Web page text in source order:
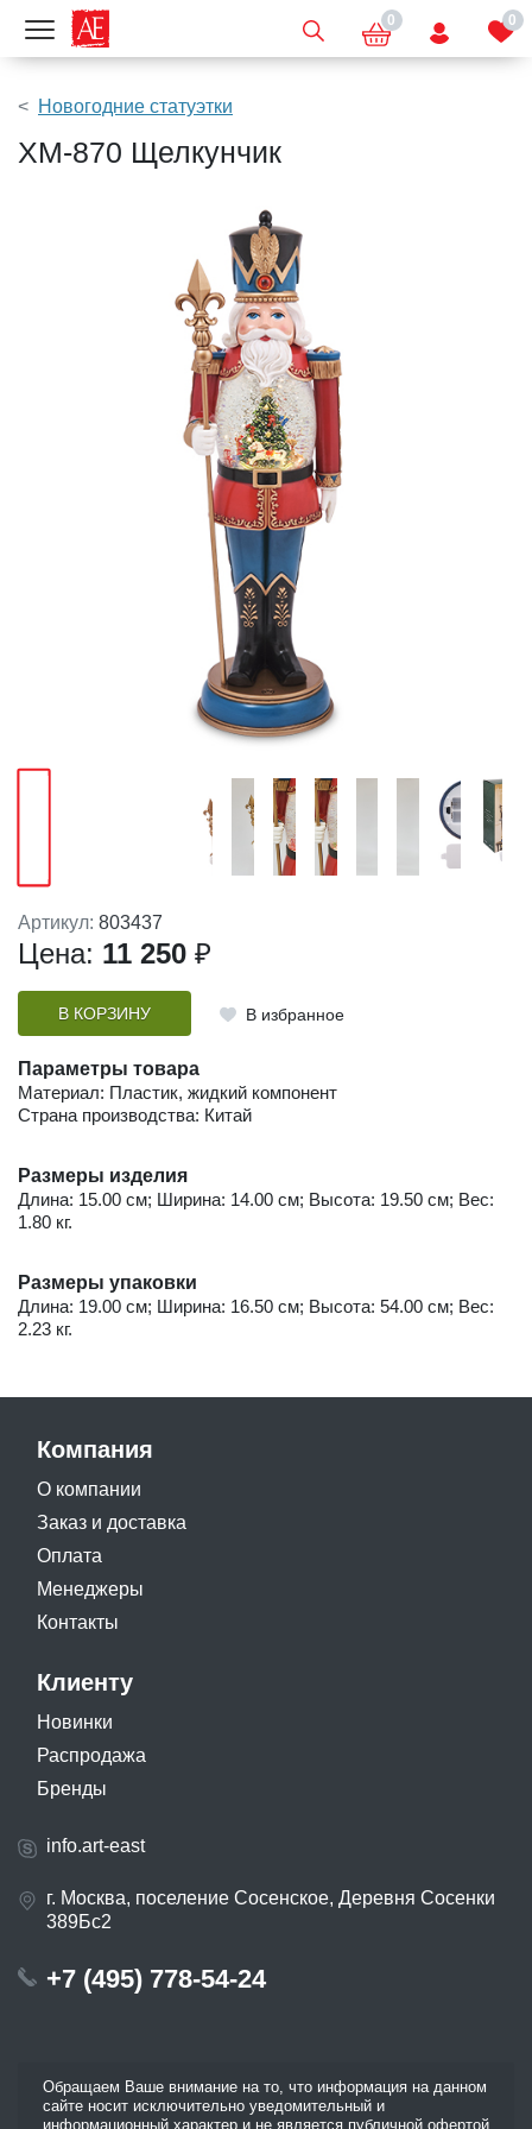
Показать меню 0 0
Новогодние статуэтки
XM-870 Щелкунчик
Артикул: 803437
Цена: 11 250 ₽
В КОРЗИНУ В избранное
Параметры товара
Материал: Пластик, жидкий компонент
Страна производства: Китай
Размеры изделия
Длина: 15.00 см; Ширина: 14.00 см; Высота: 19.50 см; Вес:
1.80 кг.
Размеры упаковки
Длина: 19.00 см; Ширина: 16.50 см; Высота: 54.00 см; Вес:
2.23 кг.
Компания
О компании
Заказ и доставка
Оплата
Менеджеры
Контакты
Клиенту
Новинки
Распродажа
Бренды
info.art-east
г. Москва, поселение Сосенское, Деревня Сосенки
389Бс2
+7 (495) 778-54-24
Обращаем Ваше внимание на то, что информация на данном
сайте носит исключительно уведомительный и
информационный характер и не является публичной офертой